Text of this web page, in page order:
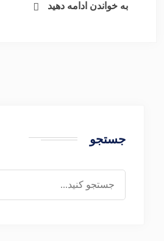
به خواندن ادامه دهید
جستجو
برای: